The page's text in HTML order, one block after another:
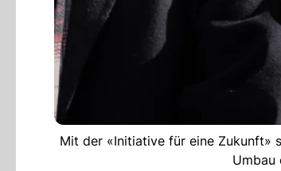
Mit der «Initiative für eine Zukunft»